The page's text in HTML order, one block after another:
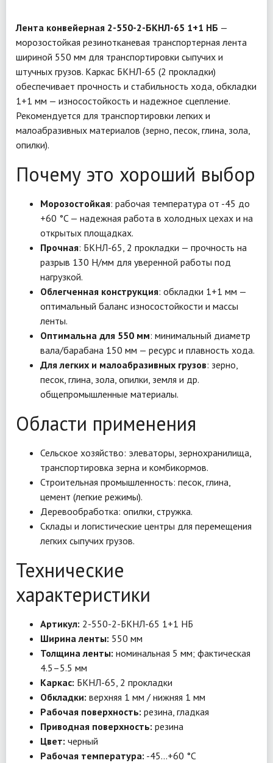
Лента конвейерная 2-550-2-БКНЛ-65 1+1 НБ —
морозостойкая резинотканевая транспортерная лента
шириной 550 мм для транспортировки сыпучих и
штучных грузов. Каркас БКНЛ-65 (2 прокладки)
обеспечивает прочность и стабильность хода, обкладки
1+1 мм — износостойкость и надежное сцепление.
Рекомендуется для транспортировки легких и
малоабразивных материалов (зерно, песок, глина, зола,
опилки).
Почему это хороший выбор
Морозостойкая: рабочая температура от -45 до
+60 °C — надежная работа в холодных цехах и на
открытых площадках.
Прочная: БКНЛ-65, 2 прокладки — прочность на
разрыв 130 Н/мм для уверенной работы под
нагрузкой.
Облегченная конструкция: обкладки 1+1 мм —
оптимальный баланс износостойкости и массы
ленты.
Оптимальна для 550 мм: минимальный диаметр
вала/барабана 150 мм — ресурс и плавность хода.
Для легких и малоабразивных грузов: зерно,
песок, глина, зола, опилки, земля и др.
общепромышленные материалы.
Области применения
Сельское хозяйство: элеваторы, зернохранилища,
транспортировка зерна и комбикормов.
Строительная промышленность: песок, глина,
цемент (легкие режимы).
Деревообработка: опилки, стружка.
Склады и логистические центры для перемещения
легких сыпучих грузов.
Технические
характеристики
Артикул: 2-550-2-БКНЛ-65 1+1 НБ
Ширина ленты: 550 мм
Толщина ленты: номинальная 5 мм; фактическая
4.5–5.5 мм
Каркас: БКНЛ-65, 2 прокладки
Обкладки: верхняя 1 мм / нижняя 1 мм
Рабочая поверхность: резина, гладкая
Приводная поверхность: резина
Цвет: черный
Рабочая температура: -45…+60 °C